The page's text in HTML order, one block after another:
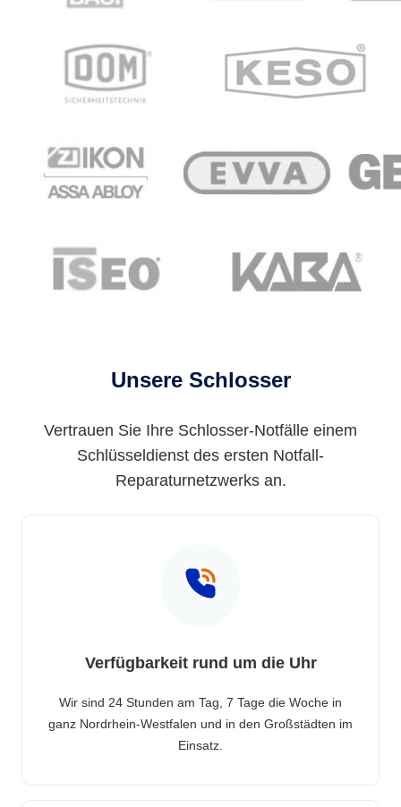
Unsere Schlosser
Vertrauen Sie Ihre Schlosser-Notfälle einem
Schlüsseldienst des ersten Notfall-
Reparaturnetzwerks an.
Verfügbarkeit rund um die Uhr
Wir sind 24 Stunden am Tag, 7 Tage die Woche in
ganz Nordrhein-Westfalen und in den Großstädten im
Einsatz.